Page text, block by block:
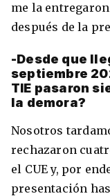
me la entregaron
después de la
-Desde que
septiembre
TIE pasaron
la demora?
Nosotros
rechazaron
el CUE y, por
presentación